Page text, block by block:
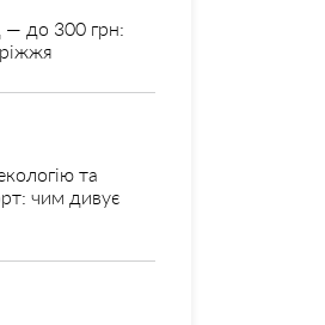
до 300 грн:
та
чим дивує